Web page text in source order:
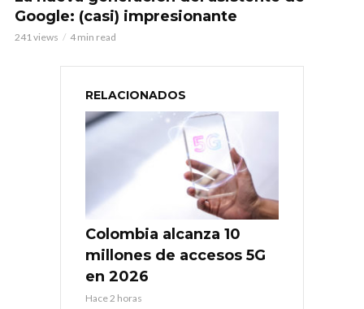
Google: (casi) impresionante
241 views 4 min read
RELACIONADOS
Colombia alcanza 10
millones de accesos 5G
en 2026
Hace 2 horas